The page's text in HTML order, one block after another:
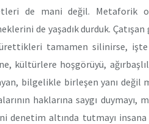
de mani değil. Metaforik
de yaşadık durduk.
tamamen silinirse, işte
kültürlere hoşgörüyü,
bilgelikle birleşen yanı değil
haklarına saygı duymayı,
denetim altında tutmayı